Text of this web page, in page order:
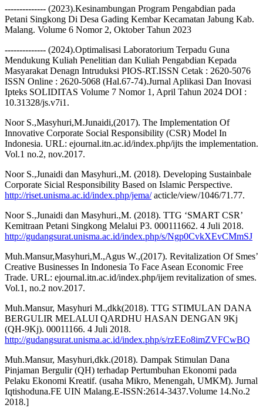
-------------- (2023).Kesinambungan Program Pengabdian pada
Petani Singkong Di Desa Gading Kembar Kecamatan Jabung Kab.
Malang. Volume 6 Nomor 2, Oktober Tahun 2023
-------------- (2024).Optimalisasi Laboratorium Terpadu Guna
Mendukung Kuliah Penelitian dan Kuliah Pengabdian Kepada
Masyarakat Denagn Intruduksi PIOS-RT.ISSN Cetak : 2620-5076
ISSN Online : 2620-5068 (Hal.67-74).Jurnal Aplikasi Dan Inovasi
Ipteks SOLIDITAS Volume 7 Nomor 1, April Tahun 2024 DOI :
10.31328/js.v7i1.
Noor S.,Masyhuri,M.Junaidi,(2017). The Implementation Of
Innovative Corporate Social Responsibility (CSR) Model In
Indonesia. URL: ejournal.itn.ac.id/index.php/ijts the implementation.
Vol.1 no.2, nov.2017.
Noor S.,Junaidi dan Masyhuri.,M. (2018). Developing Sustainbale
Corporate Sicial Responsibility Based on Islamic Perspective.
http://riset.unisma.ac.id/index.php/jema/acticle/view/1046/71.77.
Noor S.,Junaidi dan Masyhuri.,M. (2018). TTG ‘SMART CSR’
Kemitraan Petani Singkong Melalui P3. 000111662. 4 Juli 2018.
http://gudangsurat.unisma.ac.id/index.php/s/Ngp0CvkXEvCMmSJ
Muh.Mansur,Masyhuri,M.,Agus W.,(2017). Revitalization Of Smes’
Creative Businesses In Indonesia To Face Asean Economic Free
Trade. URL: ejournal.itn.ac.id/index.php/ijem revitalization of smes.
Vol.1, no.2 nov.2017.
Muh.Mansur, Masyhuri M.,dkk(2018). TTG STIMULAN DANA
BERGULIR MELALUI QARDHU HASAN DENGAN 9Kj
(QH-9Kj). 00011166. 4 Juli 2018.
http://gudangsurat.unisma.ac.id/index.php/s/rzEEo8imZVFCwBQ
Muh.Mansur, Masyhuri,dkk.(2018). Dampak Stimulan Dana
Pinjaman Bergulir (QH) terhadap Pertumbuhan Ekonomi pada
Pelaku Ekonomi Kreatif. (usaha Mikro, Menengah, UMKM). Jurnal
Iqtishoduna.FE UIN Malang.E-ISSN:2614-3437.Volume 14.No.2
2018.]